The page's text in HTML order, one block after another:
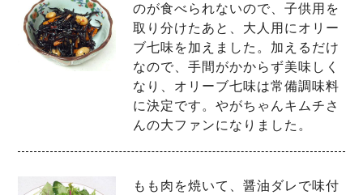
のが食べられないので、子供用を
取り分けたあと、大人用にオリー
ブ七味を加えました。加えるだけ
なので、手間がかからず美味しく
なり、オリーブ七味は常備調味料
に決定です。やがちゃんキムチさ
んの大ファンになりました。
もも肉を焼いて、醤油ダレで味付